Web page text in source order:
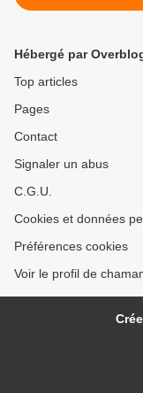
Hébergé par
Top articles
Pages
Contact
Signaler un abus
C.G.U.
Cookies et données
Préférences cookies
Voir le profil de